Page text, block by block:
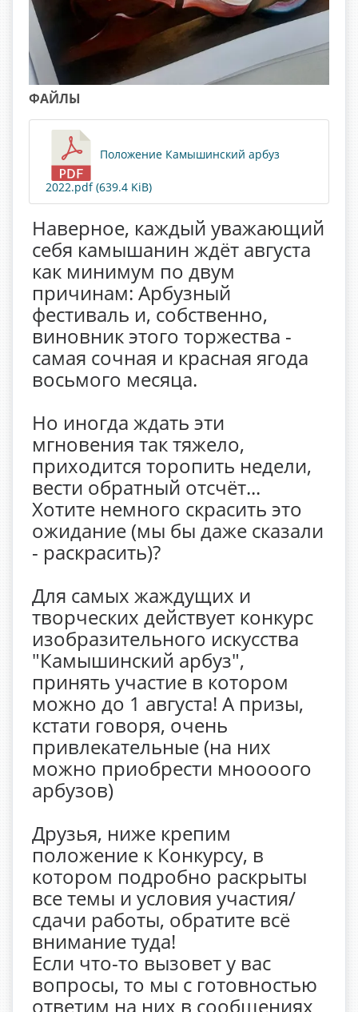
ФАЙЛЫ
Положение Камышинский арбуз
2022.pdf (639.4 KiB)
Наверное, каждый уважающий
себя камышанин ждёт августа
как минимум по двум
причинам: Арбузный
фестиваль и, собственно,
виновник этого торжества -
самая сочная и красная ягода
восьмого месяца.
Но иногда ждать эти
мгновения так тяжело,
приходится торопить недели,
вести обратный отсчёт...
Хотите немного скрасить это
ожидание (мы бы даже сказали
- раскрасить)?
Для самых жаждущих и
творческих действует конкурс
изобразительного искусства
"Камышинский арбуз",
принять участие в котором
можно до 1 августа! А призы,
кстати говоря, очень
привлекательные (на них
можно приобрести мноооого
арбузов)
Друзья, ниже крепим
положение к Конкурсу, в
котором подробно раскрыты
все темы и условия участия/
сдачи работы, обратите всё
внимание туда!
Если что-то вызовет у вас
вопросы, то мы с готовностью
ответим на них в сообщениях